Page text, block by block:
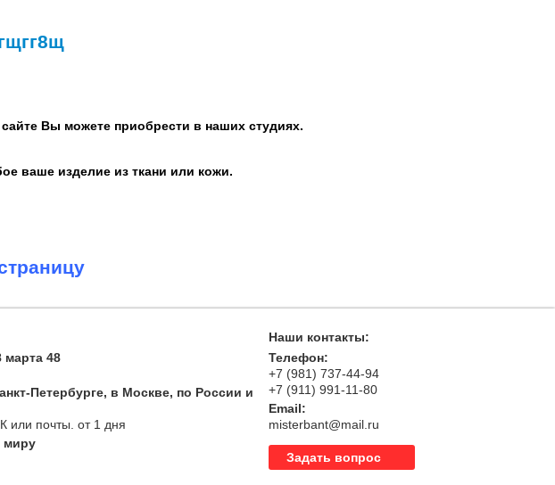
Вы можете приобрести в наших студиях.
ваше изделие из ткани или кожи.
48
Петербурге, в Москве, по России и
или почты . от 1 дня
миру
Наши контакты:
Телефон:
+7 (981) 737-44-94
+7 (911) 991-11-80
Email:
misterbant@mail.ru
Задать вопрос